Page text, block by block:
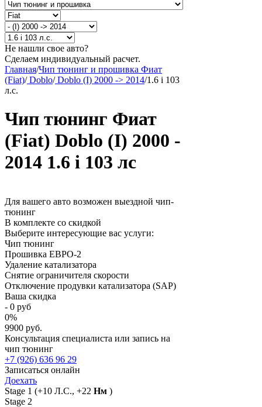
Не нашли свое авто?
Сделаем индивидуальный расчет.
Главная/Чип тюнинг и прошивка Фиат
(Fiat)/Doblo/Doblo (I) 2000 -> 2014/1.6 i 103
л.с.
Чип тюнинг Фиат
(Fiat) Doblo (I) 2000 -
2014 1.6 i 103 лс
Для вашего авто возможен выездной чип-
тюнинг
В комплекте со скидкой
Выберите интересующие вас услуги:
Чип тюнинг
Прошивка ЕВРО-2
Удаление катализатора
Снятие ограничителя скорости
Отключение продувки катализатора (SAP)
Ваша скидка
- 0 руб
0%
9900 руб.
Консультация специалиста или запись на
чип тюнинг
+7 (926) 636 96 29
Записаться онлайн
Доехать
Stage 1 (+10 Л.С., +22 Нм )
Stage 2